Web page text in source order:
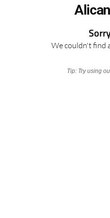
We couldn't find
Tip: Try using